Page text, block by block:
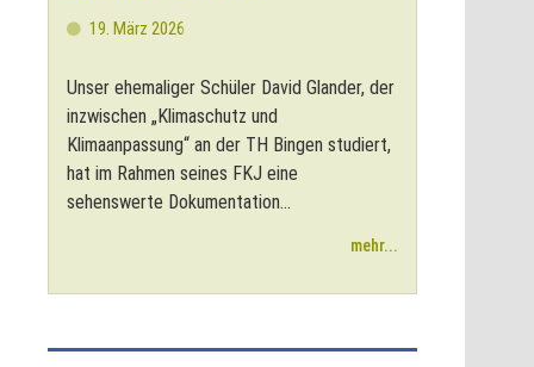
19. März 2026
Unser ehemaliger Schüler David Glander, der
inzwischen „Klimaschutz und
Klimaanpassung“ an der TH Bingen studiert,
hat im Rahmen seines FKJ eine
sehenswerte Dokumentation...
mehr...